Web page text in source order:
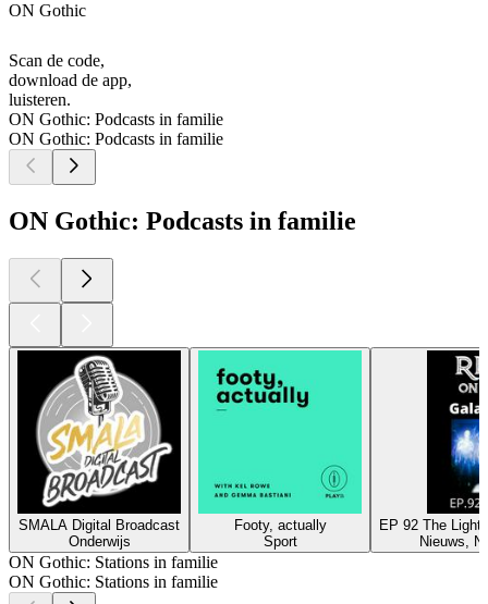
ON Gothic
Scan de code,
download de app,
luisteren.
ON Gothic: Podcasts in familie
ON Gothic: Podcasts in familie
ON Gothic: Podcasts in familie
SMALA Digital Broadcast
Onderwijs
Footy, actually
Sport
EP 92 The Light
Nieuws,
ON Gothic: Stations in familie
ON Gothic: Stations in familie